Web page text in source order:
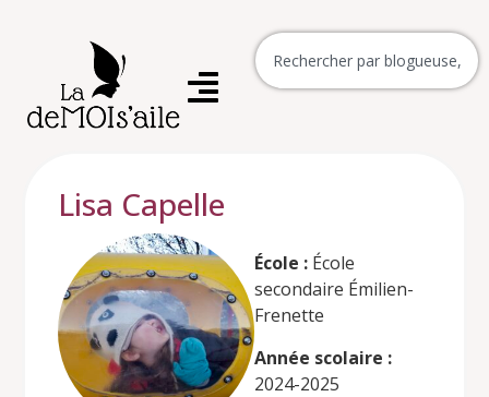
Lisa Capelle
École : École
secondaire Émilien-
Frenette
Année scolaire :
2024-2025